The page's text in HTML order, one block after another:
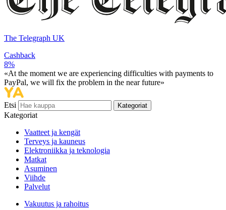
The Telegraph UK
Cashback
8%
«At the moment we are experiencing difficulties with payments to
PayPal, we will fix the problem in the near future»
Etsi Kategoriat
Kategoriat
Vaatteet ja kengät
Terveys ja kauneus
Elektroniikka ja teknologia
Matkat
Asuminen
Viihde
Palvelut
Vakuutus ja rahoitus